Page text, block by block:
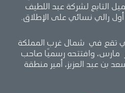
جميل التابع لشركة عبد اللطيف
رالي نسائي على الإطلاق.
تقع في شمال غرب المملكة
مارس، وافتتحه رسميًا صاحب
بن عبد العزيز، أمير منطقة